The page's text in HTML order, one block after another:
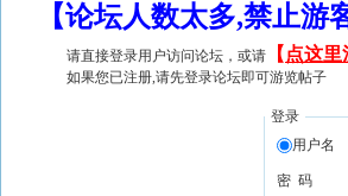
【论坛人数太多,禁止
请直接登录用户访问论坛，或请 【 点这里
如果您已注册,请先登录论坛即可游览帖子
登录
用户名
密 码